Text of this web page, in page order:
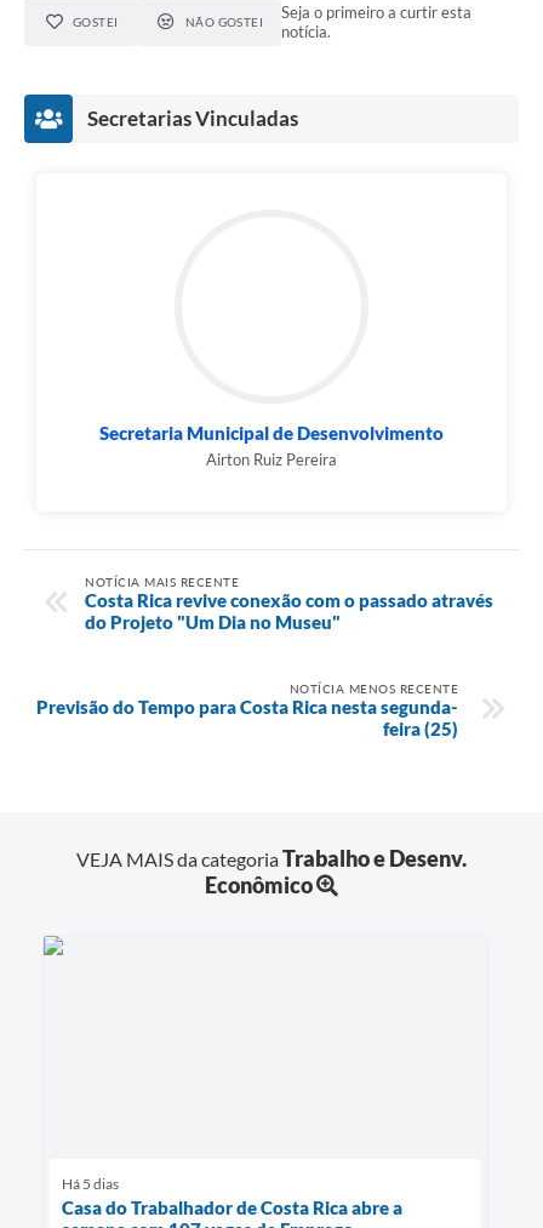
GOSTEI NÃO GOSTEI
Seja o primeiro a curtir esta
notícia.
Secretarias Vinculadas
Secretaria Municipal de Desenvolvimento
Airton Ruiz Pereira
NOTÍCIA MAIS RECENTE
Costa Rica revive conexão com o passado através
do Projeto "Um Dia no Museu"
NOTÍCIA MENOS RECENTE
Previsão do Tempo para Costa Rica nesta segunda-
feira (25)
VEJA MAIS da categoriaTrabalho e Desenv.
Econômico
Há 5 dias
Casa do Trabalhador de Costa Rica abre a